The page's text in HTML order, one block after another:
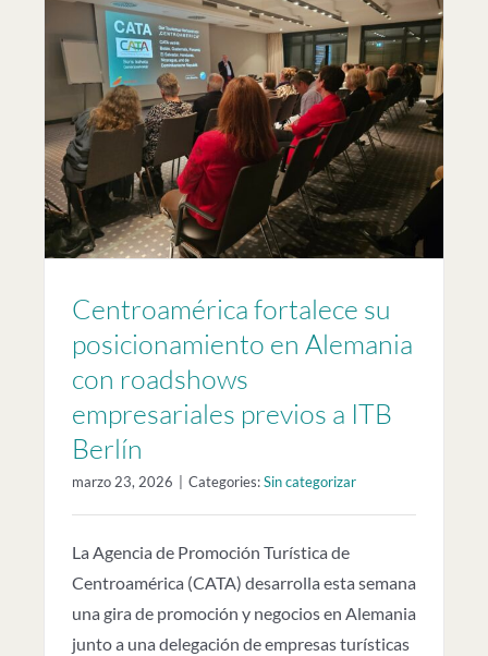
Centroamérica fortalece su
posicionamiento en Alemania
con roadshows
empresariales previos a ITB
Berlín
marzo 23, 2026 Categories:Sin categorizar
La Agencia de Promoción Turística de
Centroamérica (CATA) desarrolla esta semana
una gira de promoción y negocios en Alemania
junto a una delegación de empresas turísticas